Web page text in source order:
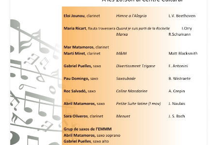
Calendari escolar
Documentació
AFA
Lloguer d’instruments
Taxes
Activitats
Horaris